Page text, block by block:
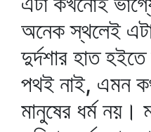
অনেক স্থলেই
দুর্দশার হাত
পথই নাই, এমন
মানুষের ধর্ম নয়।